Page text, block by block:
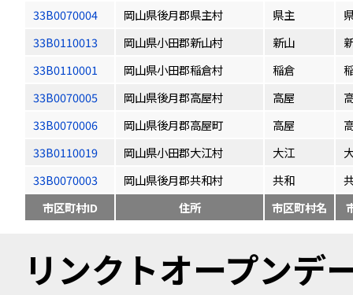
33B0070004
岡山県後月郡県主村 県主
33B0110013
岡山県小田郡新山村 新山
33B0110001
岡山県小田郡稲倉村 稲倉
33B0070005
岡山県後月郡高屋村 高屋
33B0070006
岡山県後月郡高屋町 高屋
33B0110019
岡山県小田郡大江村 大江
33B0070003
岡山県後月郡共和村 共和
市区町村ID
住所 市区町村名
リンクトオープン